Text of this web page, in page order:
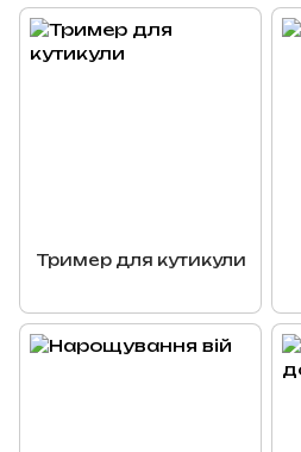
Тример для кутикули